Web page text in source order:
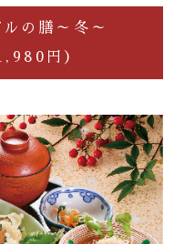
の膳～冬～
円）